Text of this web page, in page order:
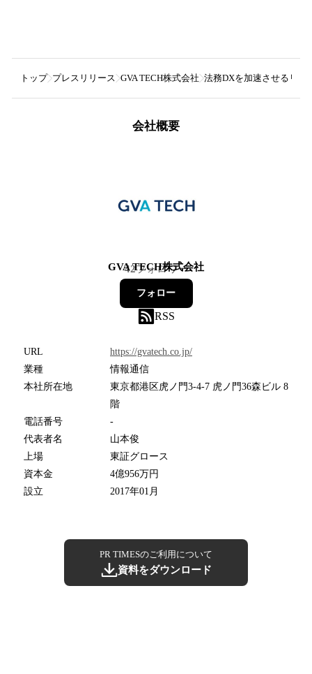
トップ プレスリリース GVA TECH株式会社 法務DXを加速させるリー
会社概要
GVA TECH株式会社
42フォロワー
フォロー
RSS
URL
https://gvatech.co.jp/
業種
情報通信
本社所在地
東京都港区虎ノ門3-4-7 虎ノ門36森ビル 8
階
電話番号
-
代表者名
山本俊
上場
東証グロース
資本金
4億956万円
設立
2017年01月
PR TIMESのご利用について
資料をダウンロード